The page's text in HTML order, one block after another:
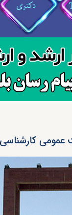
کارشناسی